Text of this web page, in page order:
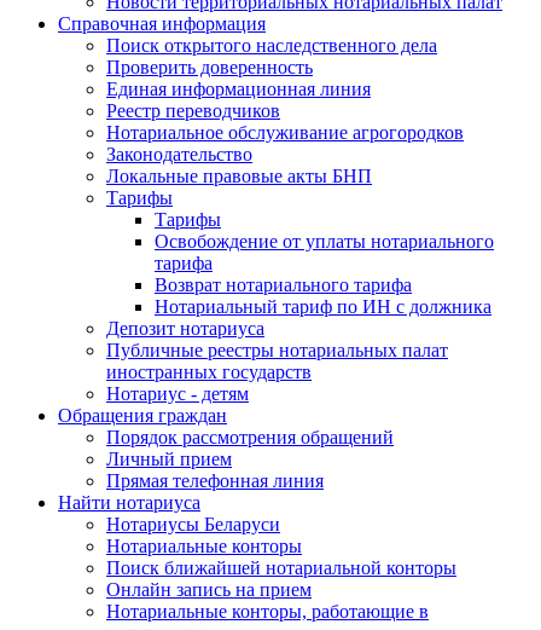
Справочная информация
Поиск открытого наследственного дела
Проверить доверенность
Единая информационная линия
Реестр переводчиков
Нотариальное обслуживание агрогородков
Законодательство
Локальные правовые акты БНП
Тарифы
Тарифы
Освобождение от уплаты нотариального
тарифа
Возврат нотариального тарифа
Нотариальный тариф по ИН с должника
Депозит нотариуса
Публичные реестры нотариальных палат
иностранных государств
Нотариус - детям
Обращения граждан
Порядок рассмотрения обращений
Личный прием
Прямая телефонная линия
Найти нотариуса
Нотариусы Беларуси
Нотариальные конторы
Поиск ближайшей нотариальной конторы
Онлайн запись на прием
Нотариальные конторы, работающие в